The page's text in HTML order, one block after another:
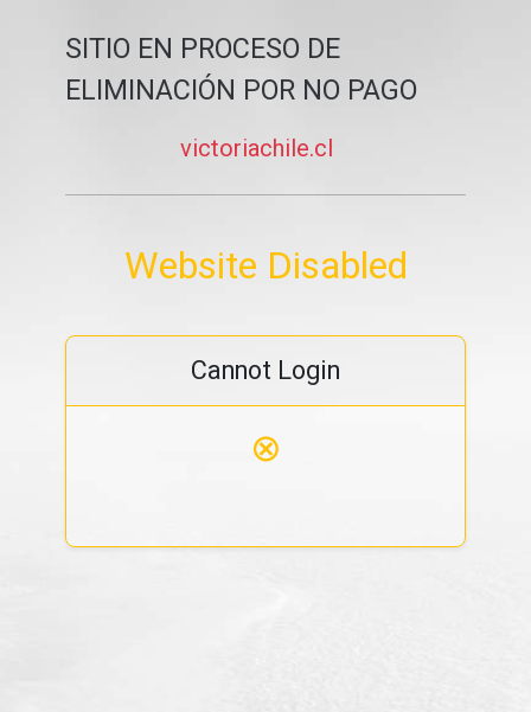
SITIO EN PROCESO DE
ELIMINACIÓN POR NO PAGO
victoriachile.cl
Website Disabled
Cannot Login
⊗